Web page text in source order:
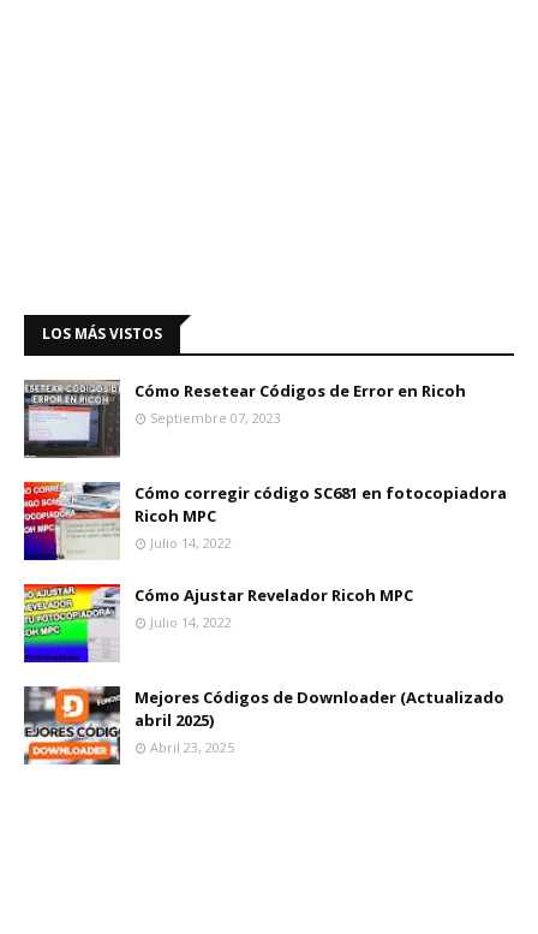
LOS MÁS VISTOS
Cómo Resetear Códigos de Error en Ricoh
Septiembre 07, 2023
Cómo corregir código SC681 en fotocopiadora
Ricoh MPC
Julio 14, 2022
Cómo Ajustar Revelador Ricoh MPC
Julio 14, 2022
Mejores Códigos de Downloader (Actualizado
abril 2025)
Abril 23, 2025